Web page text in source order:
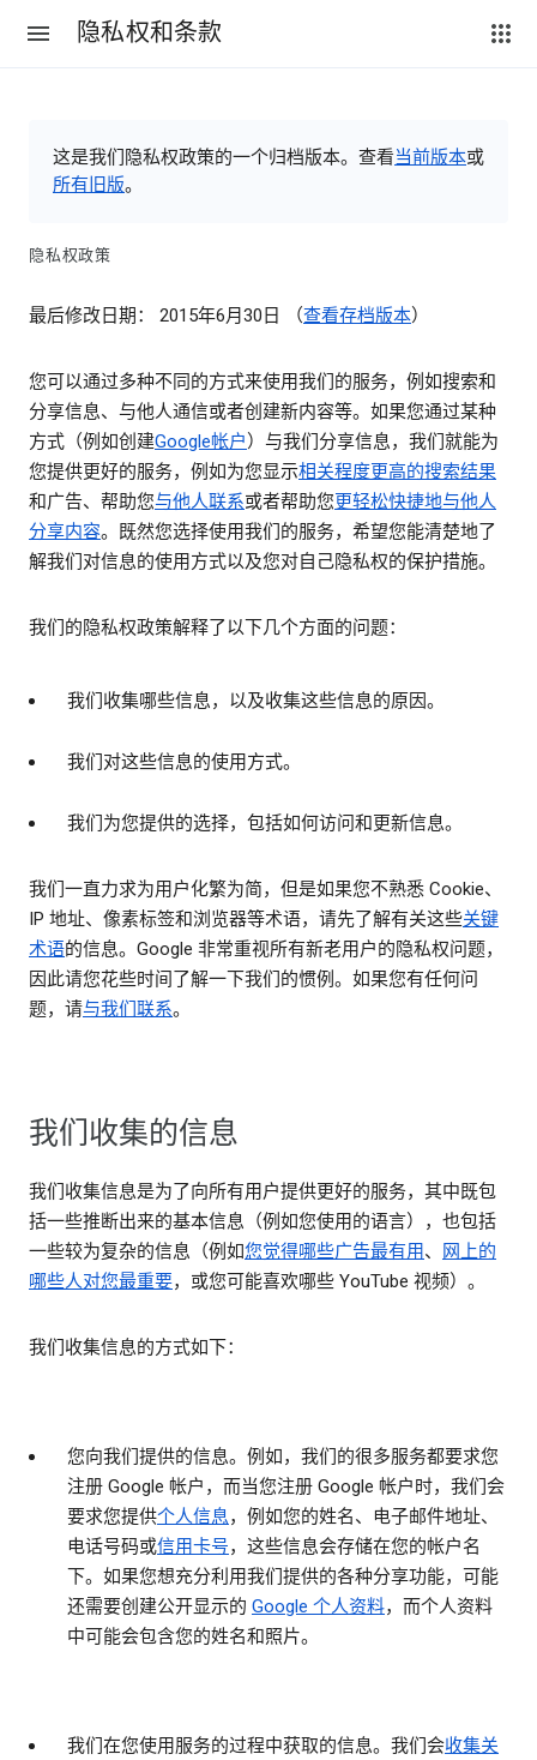
隐私权和条款
这是我们隐私权政策的一个归档版本。查看当前版本或
所有旧版。
隐私权政策
最后修改日期： 2015年6月30日 （查看存档版本）
您可以通过多种不同的方式来使用我们的服务，例如搜索和
分享信息、与他人通信或者创建新内容等。如果您通过某种
方式（例如创建Google帐户）与我们分享信息，我们就能为
您提供更好的服务，例如为您显示相关程度更高的搜索结果
和广告、帮助您与他人联系或者帮助您更轻松快捷地与他人
分享内容。既然您选择使用我们的服务，希望您能清楚地了
解我们对信息的使用方式以及您对自己隐私权的保护措施。
我们的隐私权政策解释了以下几个方面的问题：
我们收集哪些信息，以及收集这些信息的原因。
我们对这些信息的使用方式。
我们为您提供的选择，包括如何访问和更新信息。
我们一直力求为用户化繁为简，但是如果您不熟悉 Cookie、
IP 地址、像素标签和浏览器等术语，请先了解有关这些关键
术语的信息。Google 非常重视所有新老用户的隐私权问题，
因此请您花些时间了解一下我们的惯例。如果您有任何问
题，请与我们联系。
我们收集的信息
我们收集信息是为了向所有用户提供更好的服务，其中既包
括一些推断出来的基本信息（例如您使用的语言），也包括
一些较为复杂的信息（例如您觉得哪些广告最有用、
网上的
哪些人对您最重要，或您可能喜欢哪些 YouTube 视频）。
我们收集信息的方式如下：
您向我们提供的信息。 例如，我们的很多服务都要求您
注册 Google 帐户，而当您注册 Google 帐户时，我们会
要求您提供个人信息，例如您的姓名、电子邮件地址、
电话号码或信用卡号，这些信息会存储在您的帐户名
下。如果您想充分利用我们提供的各种分享功能，可能
还需要创建公开显示的 Google 个人资料，而个人资料
中可能会包含您的姓名和照片。
我们在您使用服务的过程中获取的信息。 我们会收集关